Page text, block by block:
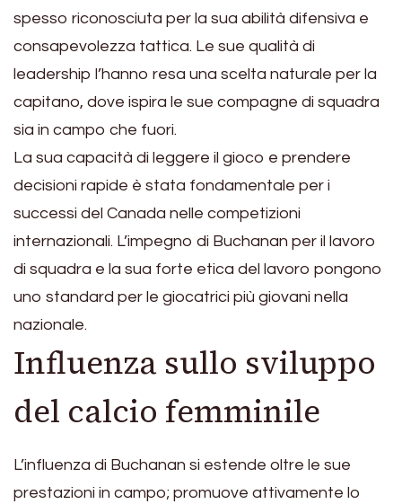
spesso riconosciuta per la sua abilità difensiva e
consapevolezza tattica. Le sue qualità di
leadership l’hanno resa una scelta naturale per la
capitano, dove ispira le sue compagne di squadra
sia in campo che fuori.
La sua capacità di leggere il gioco e prendere
decisioni rapide è stata fondamentale per i
successi del Canada nelle competizioni
internazionali. L’impegno di Buchanan per il lavoro
di squadra e la sua forte etica del lavoro pongono
uno standard per le giocatrici più giovani nella
nazionale.
Influenza sullo sviluppo
del calcio femminile
L’influenza di Buchanan si estende oltre le sue
prestazioni in campo; promuove attivamente lo